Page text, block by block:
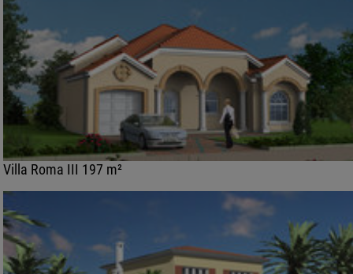
Villa Roma III 197 m²